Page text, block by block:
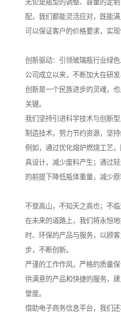
无论是瓶型的调整、容量的定
配，我们都能灵活应对，既能
可以保证客户的价格要求，实现
创新驱动：引领玻璃瓶行业绿
公司成立以来，不断加大在研发
创新是一个民族进步的灵魂，
关键。
我们坚持引进科学技术与创新
制造技术，努力节约资源，坚持
例如，通过优化熔炉燃烧工艺
具设计，减少废料产生；通过
的前提下降低瓶体重量，减少原
不登高山，不知天之高也；不临
在未来的道路上，我们将永恒
时、环保的产品与服务，以顾
步，不断创新。
严谨的工作作风，严格的质量
供满意的产品和快捷的服务，
誉度。
借助电子商务信息平台，我们